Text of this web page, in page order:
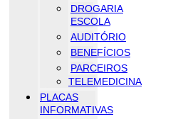
DROGARIA
ESCOLA
AUDITÓRIO
BENEFÍCIOS
PARCEIROS
TELEMEDICINA
PLACAS
INFORMATIVAS